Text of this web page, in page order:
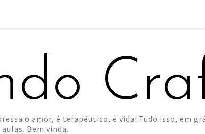
o amor, é terapêutico, é vida! Tudo isso, em
Bem vinda.